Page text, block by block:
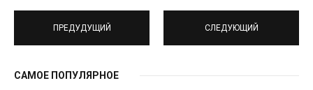
ПРЕДУДУЩИЙ СЛЕДУЮЩИЙ
САМОЕ ПОПУЛЯРНОЕ